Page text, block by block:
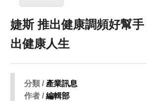
婕斯 推出健康調頻好幫手 舒曼波共振
出健康人生
分類 / 產業訊息
作者 /編輯部